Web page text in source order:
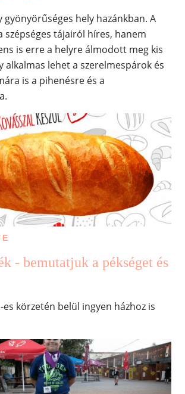
gyönyörűséges hely hazánkban. A
szépséges tájairól híres, hanem
is erre a helyre álmodott meg kis
alkalmas lehet a szerelmespárok és
is a pihenésre és a
- bemutatjuk a pékséget és
körzetén belül ingyen házhoz is